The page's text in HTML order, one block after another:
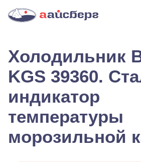
Холодильник
KGS 39360.
индикатор
температуры
морозильной